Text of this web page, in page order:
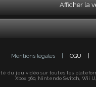
Afficher la
Mentions légales CGU
jeu vidéo sur toutes les
Xbox 360, Nintendo Switch, Wii